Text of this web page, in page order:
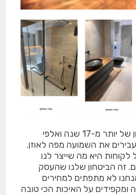
לחברה כאמור ניסיון של יותר מ-17 שנה ואלפי
את השמועה מפה לאוזן.
היא מה שייצר לנו
זה הביטחון שלנו שהעסק
לא מתפתים למחירים
ומקפידים על האיכות הכי טובה